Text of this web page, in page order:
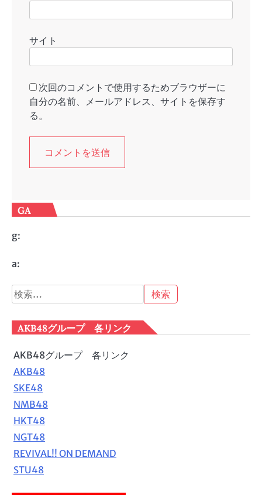
サイト
次回のコメントで使用するためブラウザーに
自分の名前、メールアドレス、サイトを保存す
る。
GA
g:
a:
検
索:
AKB48グループ 各リンク
AKB48グループ 各リンク
AKB48
SKE48
NMB48
HKT48
NGT48
REVIVAL!! ON DEMAND
STU48